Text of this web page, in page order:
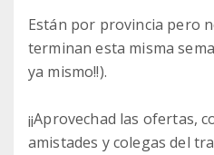
Están por provincia pero
terminan esta misma
ya mismo!!).
¡¡Aprovechad las ofertas,
amistades y colegas del